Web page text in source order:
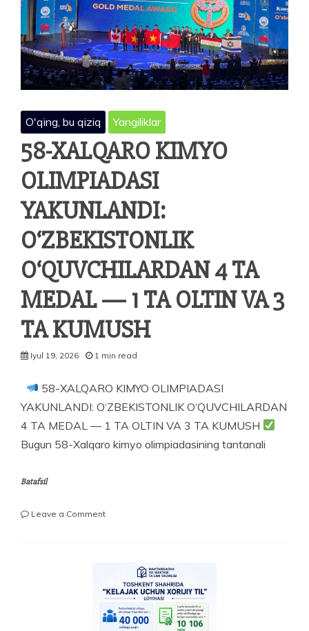
O'qing, bu qiziq Yangiliklar
58-XALQARO KIMYO
OLIMPIADASI
YAKUNLANDI:
O‘ZBEKISTONLIK
O‘QUVCHILARDAN 4 TA
MEDAL — 1 TA OLTIN VA 3
TA KUMUSH
Iyul 19, 2026 1 min read
58-XALQARO KIMYO OLIMPIADASI
YAKUNLANDI: O‘ZBEKISTONLIK O‘QUVCHILARDAN
4 TA MEDAL — 1 TA OLTIN VA 3 TA KUMUSH
Bugun 58-Xalqaro kimyo olimpiadasining tantanali
Batafsil
Leave a Commenton
OLIMPIADASI
YAKUNLANDI:
O‘ZBEKISTONLIK
O‘QUVCHILARDAN
4